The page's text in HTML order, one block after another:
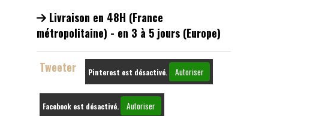
Livraison en 48H (France
métropolitaine) - en 3 à 5 jours (Europe)
Tweeter Pinterest est désactivé. Autoriser
Facebook est désactivé. Autoriser